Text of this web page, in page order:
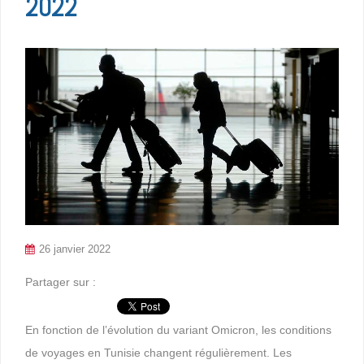
2022
26 janvier 2022
Partager sur :
En fonction de l’évolution du variant Omicron, les conditions
de voyages en Tunisie changent régulièrement. Les